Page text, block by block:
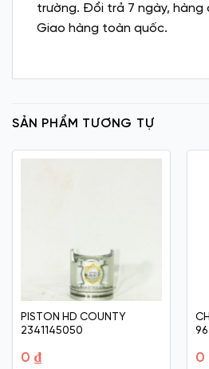
trường. Đổi trả 7 ngày, hàng
Giao hàng toàn quốc.
SẢN PHẨM TƯƠNG TỰ
PISTON HD COUNTY
2341145050
0 ₫ 0